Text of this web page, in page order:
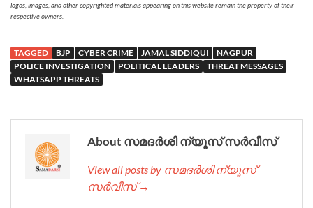
logos, images, and other copyrighted materials appearing on this website remain the property of their
respective owners.
TAGGED BJP CYBER CRIME JAMAL SIDDIQUI
NAGPUR
POLICE INVESTIGATION
POLITICAL LEADERS
THREAT MESSAGES
WHATSAPP THREATS
About സമദർശി ന്യൂസ് സർവീസ്
View all posts by സമദർശി ന്യൂസ്
സർവീസ് →